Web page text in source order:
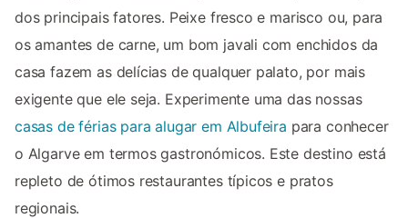
dos principais fatores. Peixe fresco e marisco ou, para
os amantes de carne, um bom javali com enchidos da
casa fazem as delícias de qualquer palato, por mais
exigente que ele seja. Experimente uma das nossas
casas de férias para alugar em Albufeira para conhecer
o Algarve em termos gastronómicos. Este destino está
repleto de ótimos restaurantes típicos e pratos
regionais.